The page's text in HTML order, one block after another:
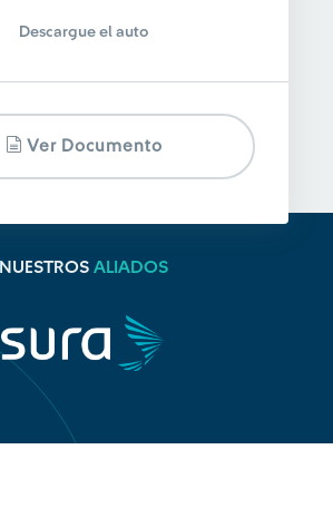
Descargue el auto
Ver Documento
NUESTROS ALIADOS